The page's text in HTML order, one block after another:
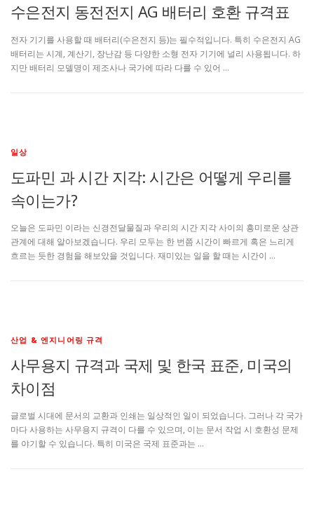
수은전지 동전전지 AG 배터리 호환 규격표
전자 기기를 사용할 때 배터리(수은전지 등)는 필수적입니다. 특히 수은전지 AG
배터리는 시계, 계산기, 장난감 등 다양한 소형 전자 기기에 널리 사용됩니다. 하
지만 배터리 모델명이 제조사나 국가에 따라 다를 수 있어 …
일상
도파민 과 시간 지각: 시간은 어떻게 우리를
속이는가?
오늘은 도파민 이라는 신경전달물질과 우리의 시간 지각 사이의 흥미로운 상관
관계에 대해 알아보겠습니다. 우리 모두는 한 번쯤 시간이 빠르게 혹은 느리게
흐르는 듯한 경험을 해보았을 것입니다. 재미있는 일을 할 때는 시간이 …
산업 & 엔지니어링 규격
사무용지 규격과 국제 및 한국 표준, 미국의
차이점
글로벌 시대에 문서의 교환과 인쇄는 일상적인 일이 되었습니다. 그러나 각 국가
마다 사용하는 사무용지 규격이 다를 수 있으며, 이는 문서 작업 시 호환성 문제
를 야기할 수 있습니다. 특히 미국은 국제 표준과는 …